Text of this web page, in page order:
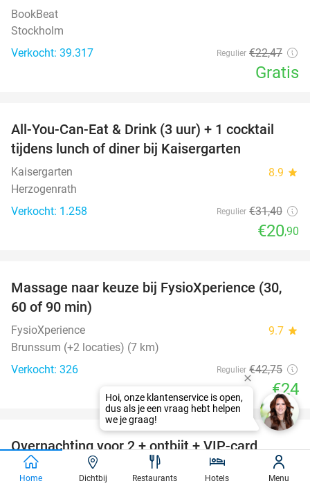
BookBeat
Stockholm
Verkocht: 39.317
Regulier €22,47
Gratis
33%
All-You-Can-Eat & Drink (3 uur) + 1 cocktail
tijdens lunch of diner bij Kaisergarten
Kaisergarten 8.9 star
Herzogenrath
Verkocht: 1.258
Regulier €31,40
€20,90
44%
Massage naar keuze bij FysioXperience (30,
60 of 90 min)
FysioXperience 9.7 star
Brunssum (+2 locaties) (7 km)
Verkocht: 326
Regulier €42,75
€24
45%
favorite_border
Overnachting voor 2 + ontbijt + VIP-card
Maasmechelen Village in Genk
Home Dichtbij Restaurants Hotels Menu